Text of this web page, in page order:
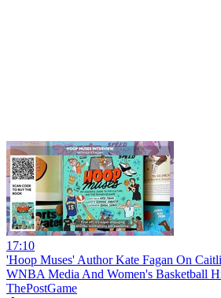
17:10
'Hoop Muses' Author Kate Fagan On
WNBA Media And Women's Basketball
ThePostGame